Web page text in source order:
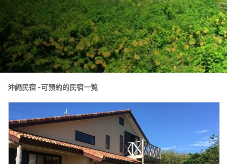
沖繩民宿 -可預約的民宿一覧